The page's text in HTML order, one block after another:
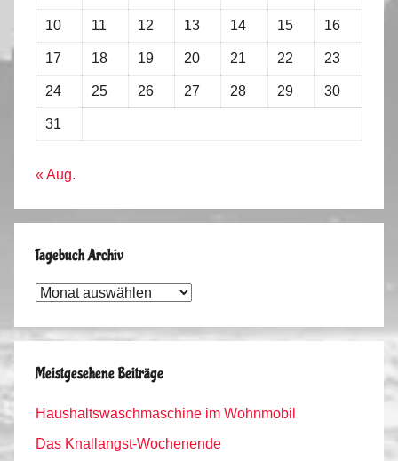
10 11 12 13 14 15 16
17 18 19 20 21 22 23
24 25 26 27 28 29 30
31
« Aug.
Tagebuch Archiv
Tagebuch
Meistgesehene Beiträge
Haushaltswaschmaschine im Wohnmobil
Das Knallangst-Wochenende